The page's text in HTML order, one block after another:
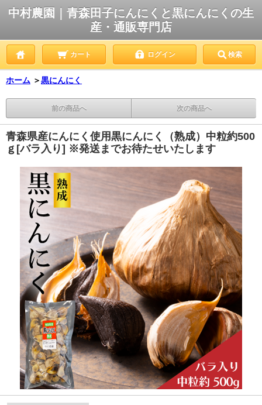
中村農園｜青森田子にんにくと黒にんにくの生
産・通販専門店
カート ログイン 検索
ホーム ＞黒にんにく
前の商品へ 次の商品へ
青森県産にんにく使用黒にんにく（熟成）中粒約500
ｇ[バラ入り] ※発送までお待たせいたします